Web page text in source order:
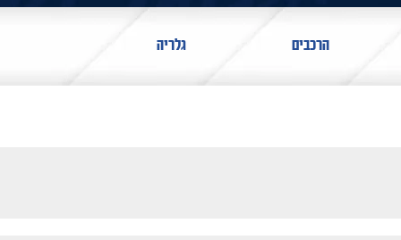
הרכבים גלריה